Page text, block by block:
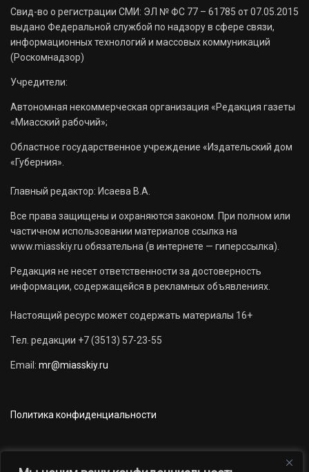
Свид-во о регистрации СМИ: ЭЛ № ФС 77 – 61785 от 07.05.2015
выдано Федеральной службой по надзору в сфере связи,
информационных технологий и массовых коммуникаций
(Роскомнадзор)
Учредители:
Автономная некоммерческая организация «Редакция газеты
«Миасский рабочий»;
Областное государственное учреждение «Издательский дом
«Губерния».
Главный редактор: Исаева В.А.
Все права защищены и охраняются законом. При полном или
частичном использовании материалов ссылка на
www.miasskiy.ru обязательна (в интернете — гиперссылка).
Редакция не несет ответственности за достоверность
информации, содержащейся в рекламных объявлениях.
Настоящий ресурс может содержать материалы 16+
Тел. редакции +7 (3513) 57-23-55
Email: mr@miasskiy.ru
Политика конфиденциальности